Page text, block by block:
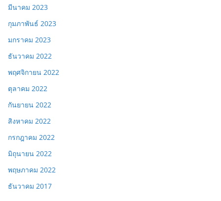
มีนาคม 2023
กุมภาพันธ์ 2023
มกราคม 2023
ธันวาคม 2022
พฤศจิกายน 2022
ตุลาคม 2022
กันยายน 2022
สิงหาคม 2022
กรกฎาคม 2022
มิถุนายน 2022
พฤษภาคม 2022
ธันวาคม 2017